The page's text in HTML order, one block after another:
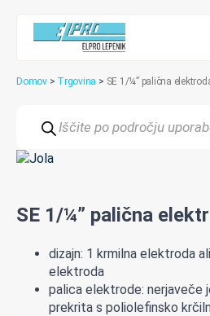
Domov > Trgovina > SE 1/¼” palična
search
SE 1/¼” palična
dizajn: 1 krmilna elektroda
elektroda
palica elektrode: nerjaveče
prekrita s poliolefinsko